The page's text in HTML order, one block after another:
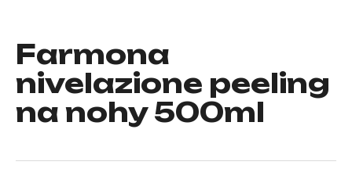
Farmona
nivelazione peeling
na nohy 500ml
j
s
ť
?